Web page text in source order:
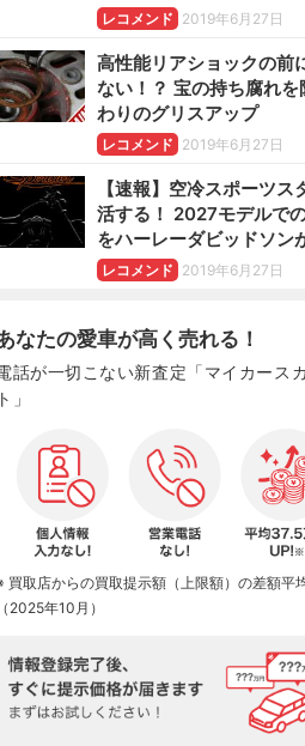
レコメンド 2019年6月27日
高性能リアショックの前
ない！？ 宝の持ち腐れを
わりのグリスアップ
レコメンド 2019年6月27日
【速報】空冷スポーツス
活する！ 2027モデルで
をハーレーダビッドソン
レコメンド 2019年6月27日
なたの愛車が高く売れる！
話が一切こない新査定「マイカース
」
買取店からの買取提示額（上限額）の差額平
2025年10月）